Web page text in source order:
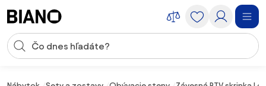
Vstup pre vyhľadávanie